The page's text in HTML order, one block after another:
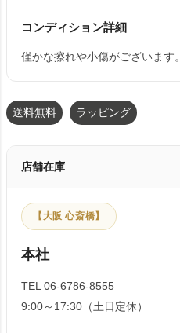
コンディション詳細
僅かな擦れや小傷がございます。
送料無料 ラッピング
店舗在庫
【大阪 心斎橋】
本社
TEL 06-6786-8555
9:00～17:30（土日定休）